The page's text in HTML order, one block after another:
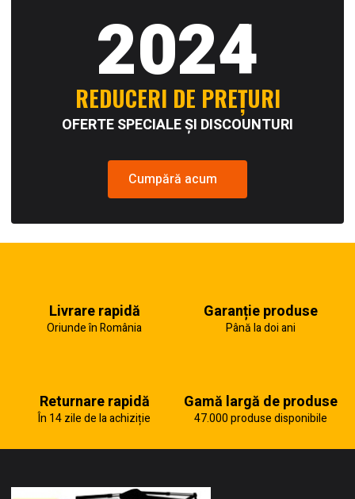
2024
REDUCERI DE PREȚURI
OFERTE SPECIALE ȘI DISCOUNTURI
Cumpără acum
Livrare rapidă
Oriunde în România
Garanție produse
Până la doi ani
Returnare rapidă
În 14 zile de la achiziție
Gamă largă de produse
47.000 produse disponibile